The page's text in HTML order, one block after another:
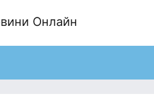
Онлайн